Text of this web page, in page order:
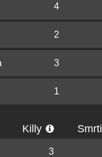
4
2
3
1
Killy Smrti
3